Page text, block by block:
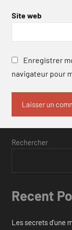
Site web
Enregistrer
navigateur pour
Rechercher
Recent
Les secrets d’une